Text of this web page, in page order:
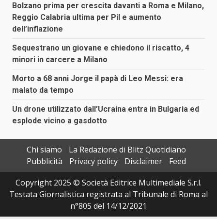
Bolzano prima per crescita davanti a Roma e Milano,
Reggio Calabria ultima per Pil e aumento
dell’inflazione
Sequestrano un giovane e chiedono il riscatto, 4
minori in carcere a Milano
Morto a 68 anni Jorge il papà di Leo Messi: era
malato da tempo
Un drone utilizzato dall’Ucraina entra in Bulgaria ed
esplode vicino a gasdotto
Chi siamo
La Redazione di Blitz Quotidiano
Pubblicità
Privacy policy Disclaimer
Feed
Copyright 2025 © Società Editrice Multimediale S.r.l.
Testata Giornalistica registrata al Tribunale di Roma al
n°805 del 14/12/2021